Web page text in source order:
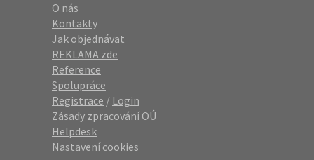
O nás
Kontakty
Jak objednávat
REKLAMA zde
Reference
Spolupráce
Registrace / Login
Zásady zpracování OÚ
Helpdesk
Nastavení cookies